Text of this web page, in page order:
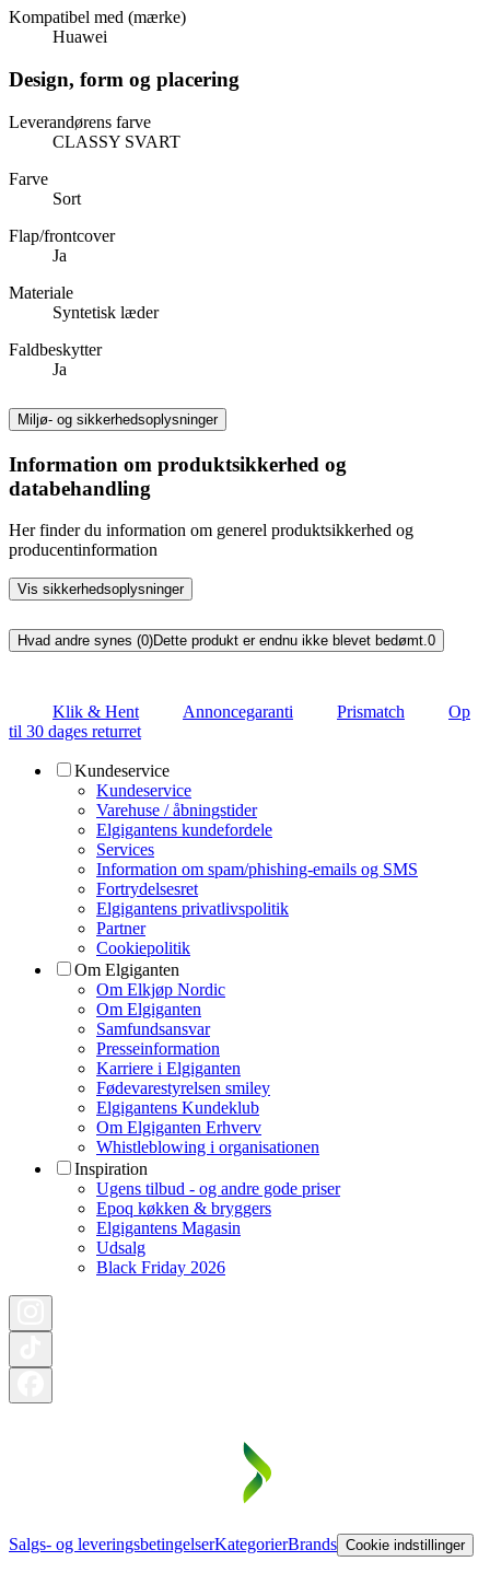
Kompatibel med (mærke)
Huawei
Design, form og placering
Leverandørens farve
CLASSY SVART
Farve
Sort
Flap/frontcover
Ja
Materiale
Syntetisk læder
Faldbeskytter
Ja
Miljø- og sikkerhedsoplysninger
Information om produktsikkerhed og
databehandling
Her finder du information om generel produktsikkerhed og
producentinformation
Vis sikkerhedsoplysninger
Hvad andre synes (0)Dette produkt er endnu ikke blevet bedømt.0
Klik & Hent Annoncegaranti Prismatch
Op
til 30 dages returret
Kundeservice
Kundeservice
Varehuse / åbningstider
Elgigantens kundefordele
Services
Information om spam/phishing-emails og SMS
Fortrydelsesret
Elgigantens privatlivspolitik
Partner
Cookiepolitik
Om Elgiganten
Om Elkjøp Nordic
Om Elgiganten
Samfundsansvar
Presseinformation
Karriere i Elgiganten
Fødevarestyrelsen smiley
Elgigantens Kundeklub
Om Elgiganten Erhverv
Whistleblowing i organisationen
Inspiration
Ugens tilbud - og andre gode priser
Epoq køkken & bryggers
Elgigantens Magasin
Udsalg
Black Friday 2026
Salgs- og leveringsbetingelserKategorierBrands Cookie indstillinger